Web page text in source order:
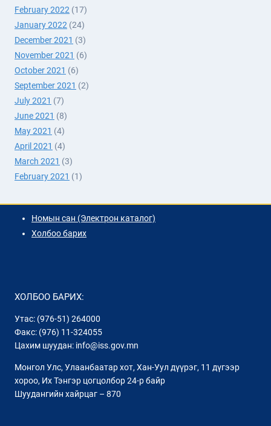
February 2022 (17)
January 2022 (24)
December 2021 (3)
November 2021 (6)
October 2021 (6)
September 2021 (2)
July 2021 (7)
June 2021 (8)
May 2021 (4)
April 2021 (4)
March 2021 (3)
February 2021 (1)
Номын сан (Электрон каталог)
Холбоо барих
ХОЛБОО БАРИХ:
Утас: (976-51) 264000
Факс: (976) 11-324055
Цахим шуудан: info@iss.gov.mn
Монгол Улс, Улаанбаатар хот, Хан-Уул дүүрэг, 11 дүгээр
хороо, Их Тэнгэр цогцолбор 24-р байр
Шуудангийн хайрцаг – 870